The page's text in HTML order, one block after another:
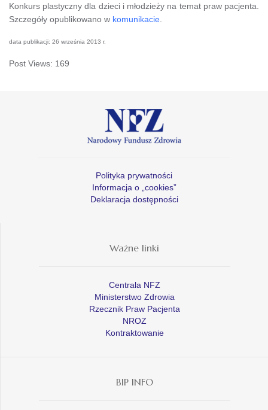
Konkurs plastyczny dla dzieci i młodzieży na temat praw pacjenta.
Szczegóły opublikowano w komunikacie
data publikacji: 26 września 2013 r.
Post Views: 169
Polityka prywatności
Informacja o „cookies”
Deklaracja dostępności
Ważne linki
Centrala NFZ
Ministerstwo Zdrowia
Rzecznik Praw Pacjenta
NROZ
Kontraktowanie
BIP INFO